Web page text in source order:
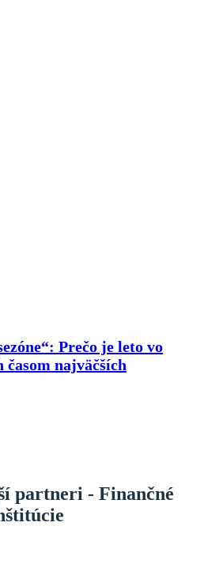
Prečo je leto vo
najväčších
partneri - Finančné